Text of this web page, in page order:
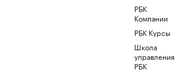
РБК
Компании
РБК Курсы
Школа
управления
РБК